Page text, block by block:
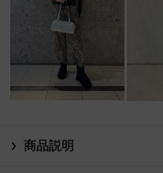
商品説明